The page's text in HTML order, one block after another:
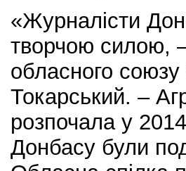
«Журналісти
творчою силою,
обласного
Токарський. –
розпочала у
Донбасу були